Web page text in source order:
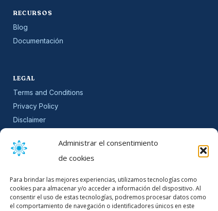
Administrar el consentimiento
de cookies
Para brindar las mejores experiencias, utilizamos tecnologías como
cookies para almacenar y/o acceder a información del dispositivo. Al
consentir el uso de estas tecnologías, podremos procesar datos como
el comportamiento de navegación o identificadores únicos en este
RECURSOS
Blog
Documentación
LEGAL
Terms and Conditions
Privacy Policy
Disclaimer
Cookie Policy (EU)
Get software updates and practical tips.